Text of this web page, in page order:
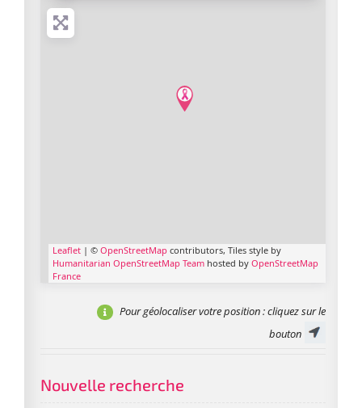
Leaflet | © OpenStreetMap contributors, Tiles style by
Humanitarian OpenStreetMap Team hosted by OpenStreetMap
France
Pour géolocaliser votre position: cliquez sur le
bouton
Nouvelle recherche